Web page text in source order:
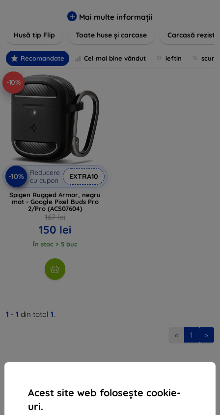
Acest site web folosește cookie-
uri.
îndeplinească toate cerințele dvs. Descoperiți varietatea
designuri inovatoare menite să ofere nu doar protecție, ci și
Mai multe informații
Husă tip Flip Toate huse și carcase Carcasă
Recomandate Cel mai bine vândut ieftin
-10%
-10%
Reducere
cu cupon
EXTRA10
Spigen Rugged Armor, negru
mat - Google Pixel Buds Pro
2/Pro (ACS07604)
167 lei
150 lei
În stoc > 5 buc
1 - 1 din total 1.
« 1 »